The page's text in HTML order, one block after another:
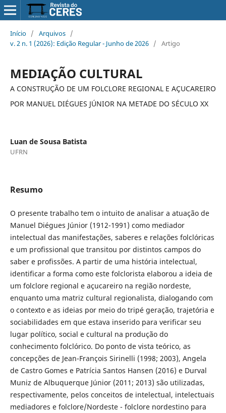
Início / Arquivos /
v. 2 n. 1 (2026): Edição Regular - Junho de 2026 / Artigo
MEDIAÇÃO CULTURAL
A CONSTRUÇÃO DE UM FOLCLORE REGIONAL E AÇUCAREIRO
POR MANUEL DIÉGUES JÚNIOR NA METADE DO SÉCULO XX
Luan de Sousa Batista
UFRN
Resumo
O presente trabalho tem o intuito de analisar a atuação de
Manuel Diégues Júnior (1912-1991) como mediador
intelectual das manifestações, saberes e relações folclóricas
e um profissional que transitou por distintos campos do
saber e profissões. A partir de uma história intelectual,
identificar a forma como este folclorista elaborou a ideia de
um folclore regional e açucareiro na região nordeste,
enquanto uma matriz cultural regionalista, dialogando com
o contexto e as ideias por meio do tripé geração, trajetória e
sociabilidades em que estava inserido para verificar seu
lugar político, social e cultural na produção do
conhecimento folclórico. Do ponto de vista teórico, as
concepções de Jean-François Sirinelli (1998; 2003), Angela
de Castro Gomes e Patrícia Santos Hansen (2016) e Durval
Muniz de Albuquerque Júnior (2011; 2013) são utilizadas,
respectivamente, pelos conceitos de intelectual, intelectuais
mediadores e folclore/Nordeste - folclore nordestino para